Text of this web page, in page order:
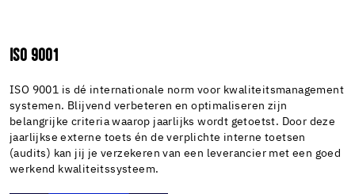
ISO 9001
ISO 9001 is dé internationale norm voor kwaliteitsmanagement
systemen. Blijvend verbeteren en optimaliseren zijn
belangrijke criteria waarop jaarlijks wordt getoetst. Door deze
jaarlijkse externe toets én de verplichte interne toetsen
(audits) kan jij je verzekeren van een leverancier met een goed
werkend kwaliteitssysteem.